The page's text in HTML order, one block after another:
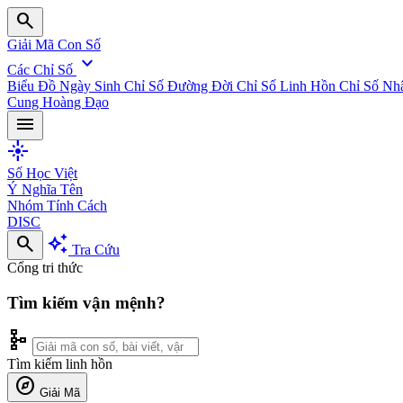
search
Giải Mã Con Số
Các Chỉ Số expand_more
Biểu Đồ Ngày Sinh Chỉ Số Đường Đời Chỉ Số Linh Hồn Chỉ Số
Cung Hoàng Đạo
menu
flare
Số Học Việt
Ý Nghĩa Tên
Nhóm Tính Cách
DISC
search auto_awesome Tra Cứu
Cổng tri thức
Tìm kiếm vận mệnh?
schema
Tìm kiếm linh hồn
explore Giải Mã